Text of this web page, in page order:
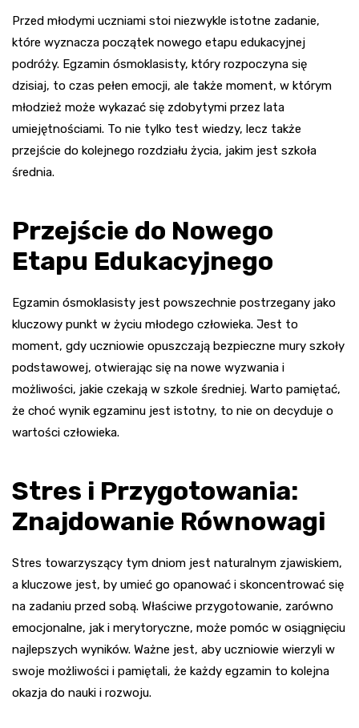
Przed młodymi uczniami stoi niezwykle istotne zadanie,
które wyznacza początek nowego etapu edukacyjnej
podróży. Egzamin ósmoklasisty, który rozpoczyna się
dzisiaj, to czas pełen emocji, ale także moment, w którym
młodzież może wykazać się zdobytymi przez lata
umiejętnościami. To nie tylko test wiedzy, lecz także
przejście do kolejnego rozdziału życia, jakim jest szkoła
średnia.
Przejście do Nowego
Etapu Edukacyjnego
Egzamin ósmoklasisty jest powszechnie postrzegany jako
kluczowy punkt w życiu młodego człowieka. Jest to
moment, gdy uczniowie opuszczają bezpieczne mury szkoły
podstawowej, otwierając się na nowe wyzwania i
możliwości, jakie czekają w szkole średniej. Warto pamiętać,
że choć wynik egzaminu jest istotny, to nie on decyduje o
wartości człowieka.
Stres i Przygotowania:
Znajdowanie Równowagi
Stres towarzyszący tym dniom jest naturalnym zjawiskiem,
a kluczowe jest, by umieć go opanować i skoncentrować się
na zadaniu przed sobą. Właściwe przygotowanie, zarówno
emocjonalne, jak i merytoryczne, może pomóc w osiągnięciu
najlepszych wyników. Ważne jest, aby uczniowie wierzyli w
swoje możliwości i pamiętali, że każdy egzamin to kolejna
okazja do nauki i rozwoju.